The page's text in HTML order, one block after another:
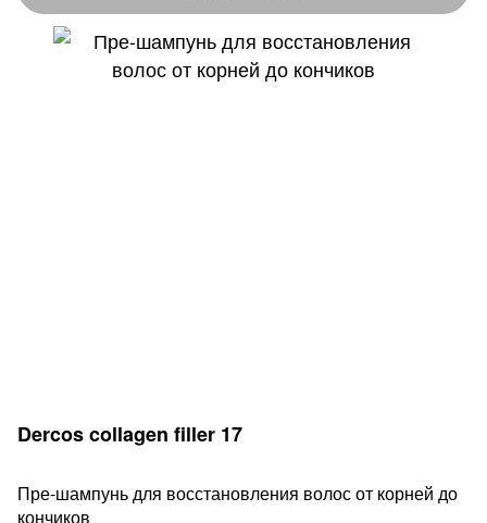
Dercos collagen filler 17
Пре-шампунь для восстановления волос от корней до
кончиков